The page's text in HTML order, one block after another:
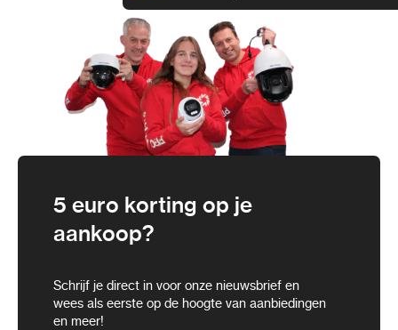
5 euro korting op je
aankoop?
Schrijf je direct in voor onze nieuwsbrief en
wees als eerste op de hoogte van aanbiedingen
en meer!